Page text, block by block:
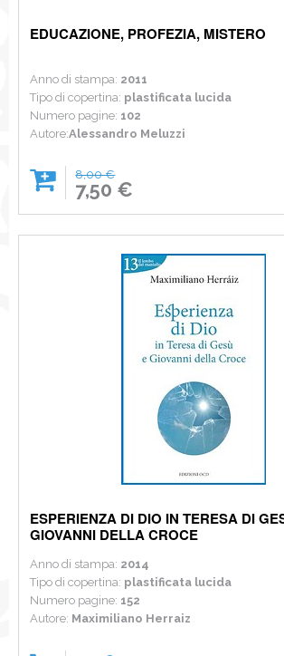
EDUCAZIONE, PROFEZIA, MISTERO
Anno di stampa: 2011
Tipo di copertina: plastificata lucida
Numero pagine: 102
Autore:Alessandro Meluzzi
8,00 €
7,50 €
ESPERIENZA DI DIO IN TERESA DI
GIOVANNI DELLA CROCE
Anno di stampa: 2014
Tipo di copertina: plastificata lucida
Numero pagine: 152
Autore: Maximiliano Herraiz